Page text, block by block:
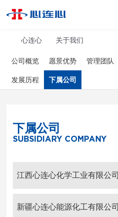
心连心 关于我们
公司概览 愿景优势 管理团队
发展历程 下属公司
下属公司
SUBSIDIARY COMPANY
江西心连心化学工业有限公司
新疆心连心能源化工有限公司